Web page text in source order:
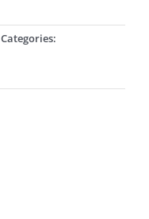
Categories: